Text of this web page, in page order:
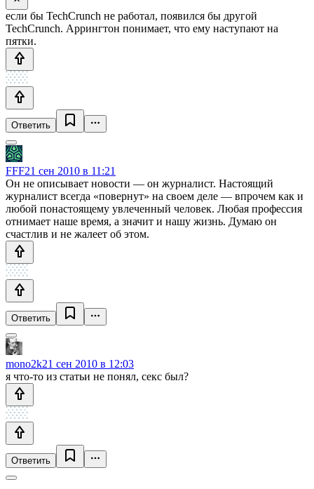
если бы TechCrunch не работал, появился бы другой
TechCrunch. Аррингтон понимает, что ему наступают на
пятки.
Ответить
FFF21 сен 2010 в 11:21
Он не описывает новости — он журналист. Настоящий
журналист всегда «повернут» на своем деле — впрочем как и
любой понастоящему увлеченный человек. Любая профессия
отнимает наше время, а значит и нашу жизнь. Думаю он
счастлив и не жалеет об этом.
Ответить
mono2k21 сен 2010 в 12:03
я что-то из статьи не понял, секс был?
Ответить